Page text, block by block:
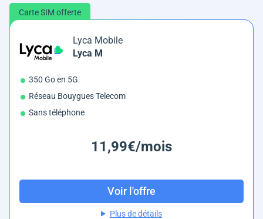
Carte SIM offerte
Lyca Mobile
Lyca M
350 Go en 5G
Réseau Bouygues Telecom
Sans téléphone
11,99€/mois
Voir l'offre
Plus de détails